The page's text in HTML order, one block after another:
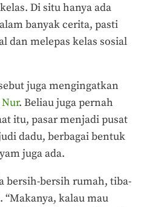
Di situ hanya ada
banyak cerita, pasti
dan melepas kelas sosial
juga mengingatkan
. Beliau juga pernah
itu, pasar menjadi pusat
dadu, berbagai bentuk
juga ada.
bersih-bersih rumah, tiba-
kalau mau